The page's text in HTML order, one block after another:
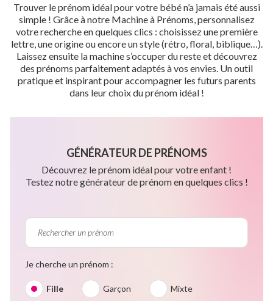
Trouver le prénom idéal pour votre bébé n’a jamais été aussi
simple ! Grâce à notre Machine à Prénoms, personnalisez
votre recherche en quelques clics : choisissez une première
lettre, une origine ou encore un style (rétro, floral, biblique…).
Laissez ensuite la machine s’occuper du reste et découvrez
des prénoms parfaitement adaptés à vos envies. Un outil
pratique et inspirant pour accompagner les futurs parents
dans leur choix du prénom idéal !
GÉNÉRATEUR DE PRÉNOMS
Découvrez le prénom idéal pour votre enfant !
Testez notre générateur de prénom en quelques clics !
Je cherche un prénom :
Fille Garçon Mixte